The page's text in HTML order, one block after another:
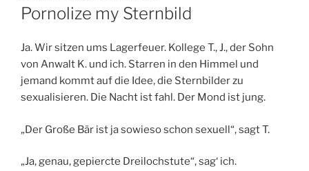
AM
Pornolize my Sternbild
Ja. Wir sitzen ums Lagerfeuer. Kollege T., J., der Sohn
von Anwalt K. und ich. Starren in den Himmel und
jemand kommt auf die Idee, die Sternbilder zu
sexualisieren. Die Nacht ist fahl. Der Mond ist jung.
„Der Große Bär ist ja sowieso schon sexuell“, sagt T.
„Ja, genau, gepiercte Dreilochstute“, sag‘ ich.